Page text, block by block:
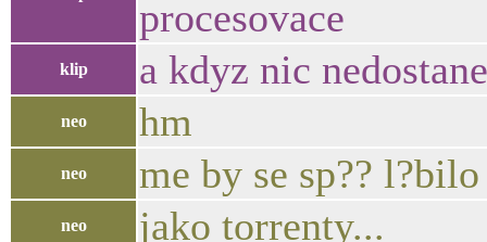
procesovace
klip a kdyz nic
neo hm
neo me by se sp??
neo jako torrenty...